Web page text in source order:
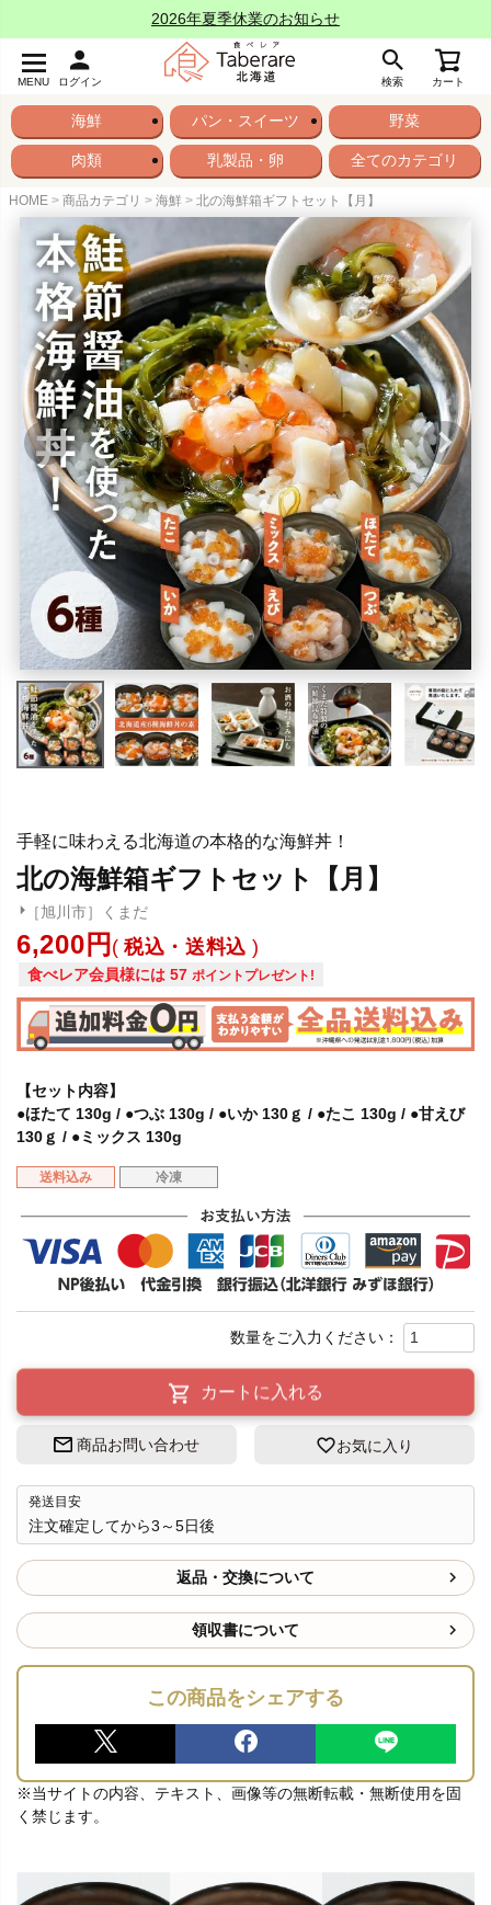
2026年夏季休業のお知らせ
MENU ログイン 検索 カート
海鮮 パン・スイーツ 野菜
肉類 乳製品・卵 全てのカテゴリ
HOME 商品カテゴリ 海鮮 北の海鮮箱ギフトセット【月】
手軽に味わえる北海道の本格的な海鮮丼！
北の海鮮箱ギフトセット【月】
［旭川市］くまだ
6,200 税込・送料込
食べレア会員様には 57 ポイントプレゼント!
【セット内容】
●ほたて 130g / ●つぶ 130g / ●いか 130ｇ / ●たこ 130g / ●甘えび
130ｇ / ●ミックス 130g
送料込み 冷凍
カートに入れる
商品お問い合わせ お気に入り
発送目安
注文確定してから3～5日後
返品・交換について
領収書について
この商品をシェアする
※当サイトの内容、テキスト、画像等の無断転載・無断使用を固
く禁じます。